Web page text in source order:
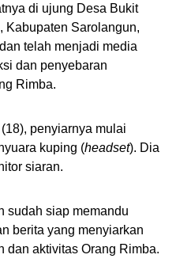
di ujung Desa Bukit
Kabupaten Sarolangun,
telah menjadi media
dan penyebaran
Rimba.
penyiarnya mulai
kuping (headset). Dia
siaran.
sudah siap memandu
berita yang menyiarkan
dan aktivitas Orang Rimba.